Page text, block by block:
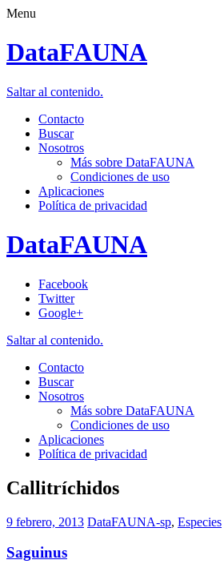
Menu
DataFAUNA
Saltar al contenido.
Contacto
Buscar
Nosotros
Más sobre DataFAUNA
Condiciones de uso
Aplicaciones
Política de privacidad
DataFAUNA
Facebook
Twitter
Google+
Saltar al contenido.
Contacto
Buscar
Nosotros
Más sobre DataFAUNA
Condiciones de uso
Aplicaciones
Política de privacidad
Callitríchidos
9 febrero, 2013 DataFAUNA-sp, Especies
Saguinus